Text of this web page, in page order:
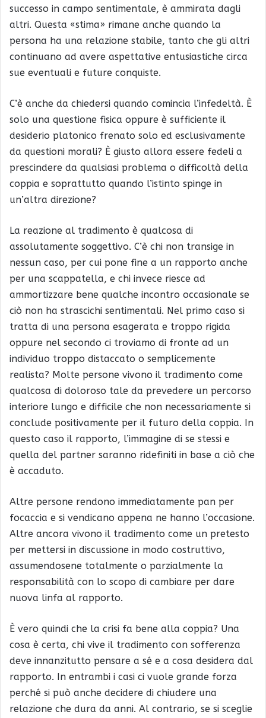
successo in campo sentimentale, è ammirata dagli
altri. Questa «stima» rimane anche quando la
persona ha una relazione stabile, tanto che gli altri
continuano ad avere aspettative entusiastiche circa
sue eventuali e future conquiste.
C’è anche da chiedersi quando comincia l’infedeltà. È
solo una questione fisica oppure è sufficiente il
desiderio platonico frenato solo ed esclusivamente
da questioni morali? È giusto allora essere fedeli a
prescindere da qualsiasi problema o difficoltà della
coppia e soprattutto quando l’istinto spinge in
un’altra direzione?
La reazione al tradimento è qualcosa di
assolutamente soggettivo. C’è chi non transige in
nessun caso, per cui pone fine a un rapporto anche
per una scappatella, e chi invece riesce ad
ammortizzare bene qualche incontro occasionale se
ciò non ha strascichi sentimentali. Nel primo caso si
tratta di una persona esagerata e troppo rigida
oppure nel secondo ci troviamo di fronte ad un
individuo troppo distaccato o semplicemente
realista? Molte persone vivono il tradimento come
qualcosa di doloroso tale da prevedere un percorso
interiore lungo e difficile che non necessariamente si
conclude positivamente per il futuro della coppia. In
questo caso il rapporto, l’immagine di se stessi e
quella del partner saranno ridefiniti in base a ciò che
è accaduto.
Altre persone rendono immediatamente pan per
focaccia e si vendicano appena ne hanno l’occasione.
Altre ancora vivono il tradimento come un pretesto
per mettersi in discussione in modo costruttivo,
assumendosene totalmente o parzialmente la
responsabilità con lo scopo di cambiare per dare
nuova linfa al rapporto.
È vero quindi che la crisi fa bene alla coppia? Una
cosa è certa, chi vive il tradimento con sofferenza
deve innanzitutto pensare a sé e a cosa desidera dal
rapporto. In entrambi i casi ci vuole grande forza
perché si può anche decidere di chiudere una
relazione che dura da anni. Al contrario, se si sceglie